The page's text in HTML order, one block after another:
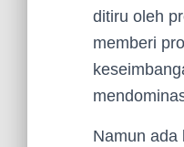
ditiru oleh
memberi
Namun ada